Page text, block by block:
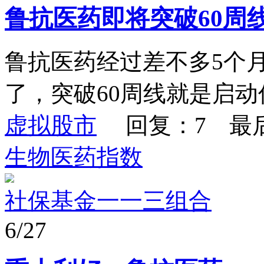
鲁抗医药即将突破60周
鲁抗医药经过差不多5个
了，突破60周线就是启
虚拟股市 回复：7 最
生物医药指数
社保基金一一三组合
6/27